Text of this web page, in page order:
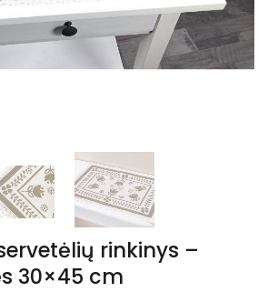
rinkinys –
30×45 cm